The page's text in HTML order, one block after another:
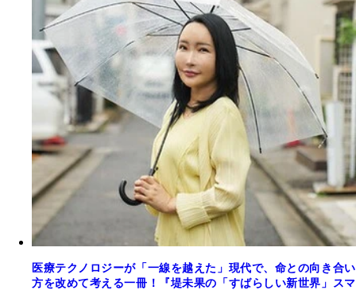
医療テクノロジーが「一線を越えた」現代で、命との向き合い
方を改めて考える一冊！『堤未果の「すばらしい新世界」スマ